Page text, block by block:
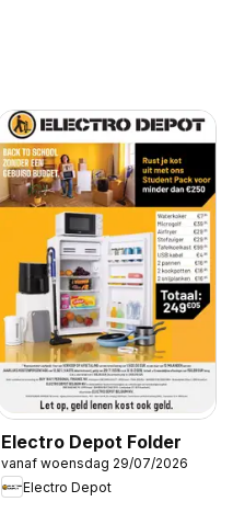
Electro Depot Folder
vanaf woensdag 29/07/2026
Electro Depot